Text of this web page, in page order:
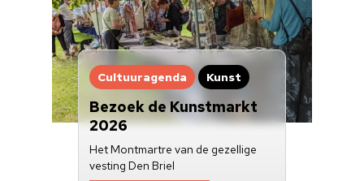
Cultuuragenda Kunst
Bezoek de Kunstmarkt
2026
Het Montmartre van de gezellige
vesting Den Briel